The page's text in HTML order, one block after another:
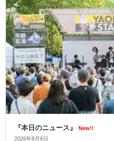
『本日のニュース』
New!!
2026年8月6日